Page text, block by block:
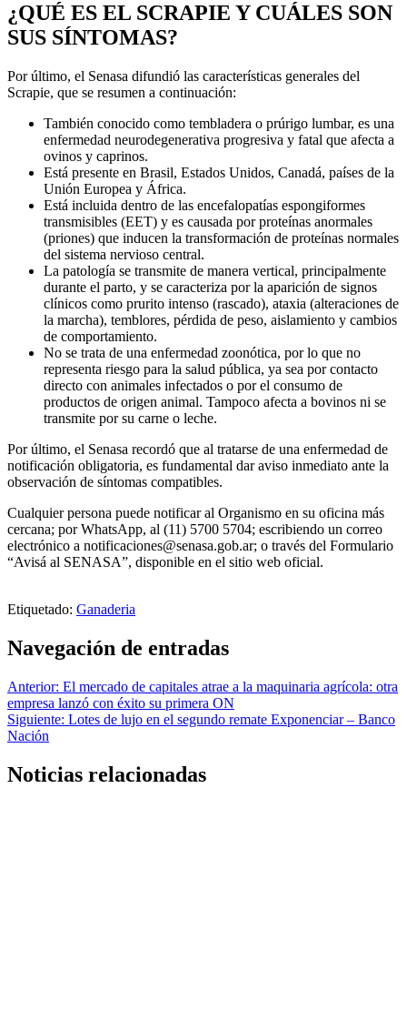
¿QUÉ ES EL SCRAPIE Y CUÁLES SON
SUS SÍNTOMAS?
Por último, el Senasa difundió las características generales del
Scrapie, que se resumen a continuación:
También conocido como tembladera o prúrigo lumbar, es una
enfermedad neurodegenerativa progresiva y fatal que afecta a
ovinos y caprinos.
Está presente en Brasil, Estados Unidos, Canadá, países de la
Unión Europea y África.
Está incluida dentro de las encefalopatías espongiformes
transmisibles (EET) y es causada por proteínas anormales
(priones) que inducen la transformación de proteínas normales
del sistema nervioso central.
La patología se transmite de manera vertical, principalmente
durante el parto, y se caracteriza por la aparición de signos
clínicos como prurito intenso (rascado), ataxia (alteraciones de
la marcha), temblores, pérdida de peso, aislamiento y cambios
de comportamiento.
No se trata de una enfermedad zoonótica, por lo que no
representa riesgo para la salud pública, ya sea por contacto
directo con animales infectados o por el consumo de
productos de origen animal. Tampoco afecta a bovinos ni se
transmite por su carne o leche.
Por último, el Senasa recordó que al tratarse de una enfermedad de
notificación obligatoria, es fundamental dar aviso inmediato ante la
observación de síntomas compatibles.
Cualquier persona puede notificar al Organismo en su oficina más
cercana; por WhatsApp, al (11) 5700 5704; escribiendo un correo
electrónico a notificaciones@senasa.gob.ar; o través del Formulario
“Avisá al SENASA”, disponible en el sitio web oficial.
Etiquetado: Ganaderia
Navegación de entradas
Anterior: El mercado de capitales atrae a la maquinaria agrícola: otra
empresa lanzó con éxito su primera ON
Siguiente: Lotes de lujo en el segundo remate Exponenciar – Banco
Nación
Noticias relacionadas